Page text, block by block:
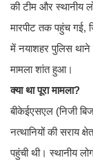
की टीम और स्थानीय
मारपीट तक पहुंच गई,
में नयाशहर पुलिस थाने
मामला शांत हुआ।
क्या था पूरा मामला?
बीकेईएसएल (निजी
नत्थानियों की सराय
पहुंची थी। स्थानीय